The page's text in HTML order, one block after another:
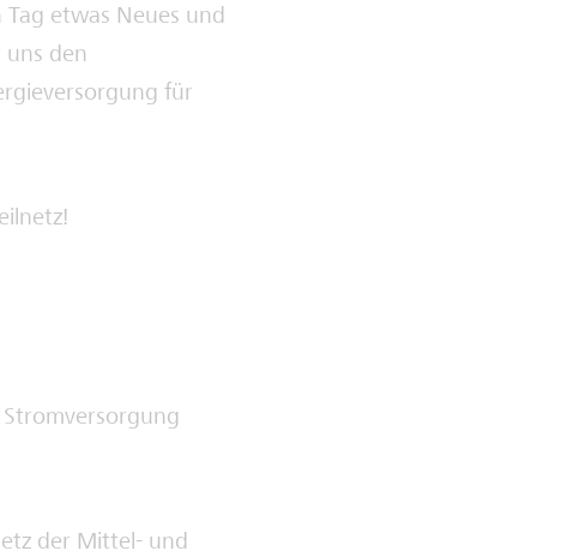
etwas Neues und
den
für
der Mittel- und